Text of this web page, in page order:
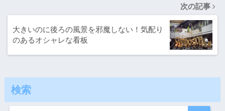
次の記事
大きいのに後ろの風景を邪魔しない！気配り
のあるオシャレな看板
検索